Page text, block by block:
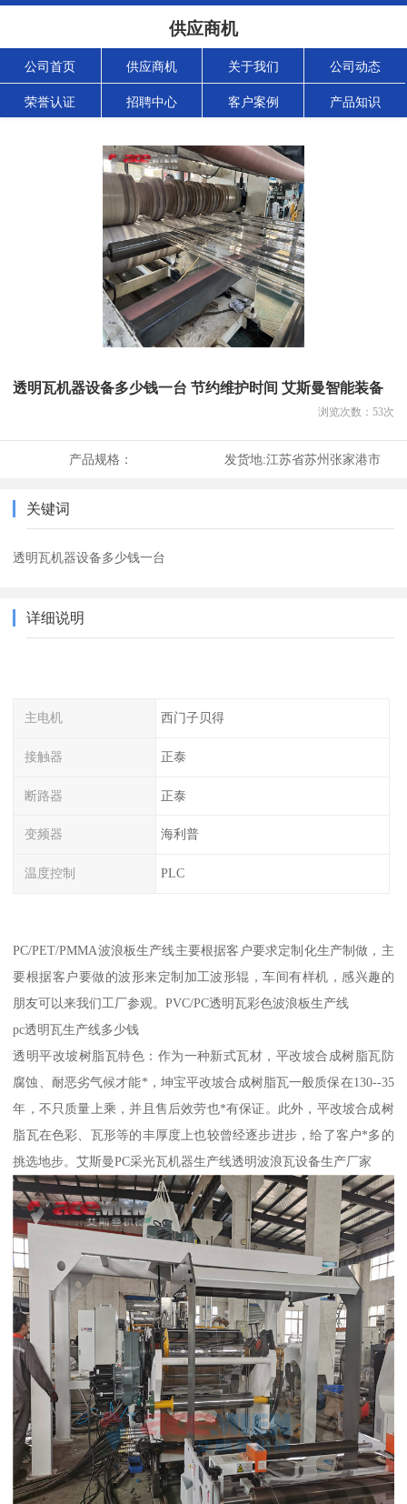
供应商机
公司首页 供应商机 关于我们 公司动态
荣誉认证 招聘中心 客户案例 产品知识
透明瓦机器设备多少钱一台 节约维护时间 艾斯曼智能装备
浏览次数： 53次
产品规格： 发货地:江苏省苏州张家港市
关键词
透明瓦机器设备多少钱一台
详细说明
主电机 西门子贝得
接触器 正泰
断路器 正泰
变频器 海利普
温度控制 PLC
PC/PET/PMMA波浪板生产线主要根据客户要求定制化生产制做，主
要根据客户要做的波形来定制加工波形辊，车间有样机，感兴趣的
朋友可以来我们工厂参观。PVC/PC透明瓦彩色波浪板生产线
pc透明瓦生产线多少钱
透明平改坡树脂瓦特色：作为一种新式瓦材，平改坡合成树脂瓦防
腐蚀、耐恶劣气候才能*，坤宝平改坡合成树脂瓦一般质保在130--35
年，不只质量上乘，并且售后效劳也*有保证。此外，平改坡合成树
脂瓦在色彩、瓦形等的丰厚度上也较曾经逐步进步，给了客户*多的
挑选地步。艾斯曼PC采光瓦机器生产线透明波浪瓦设备生产厂家